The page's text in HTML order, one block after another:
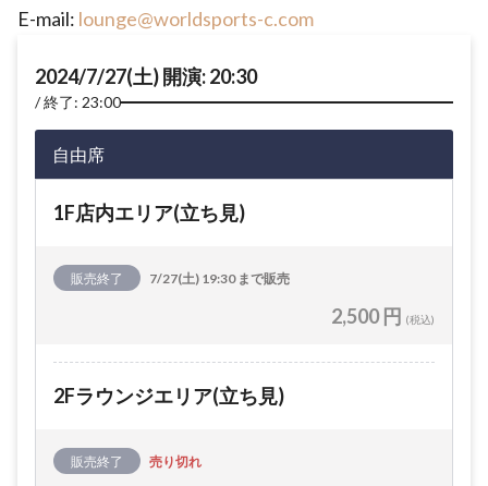
E-mail: lounge@worldsports-c.com
2024/7/27(土) 開演: 20:30
終了: 23:00
自由席
1F店内エリア(立ち見)
販売終了 7/27(土) 19:30 まで販売
2,500 円 (税込)
2Fラウンジエリア(立ち見)
販売終了 売り切れ